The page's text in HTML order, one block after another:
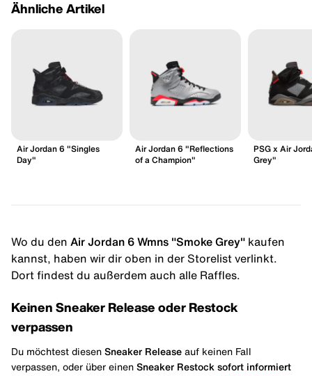
Ähnliche Artikel
Air Jordan 6 "Singles
Day"
Air Jordan 6 "Reflections
of a Champion"
PSG x Air
Grey"
Wo du den Air Jordan 6 Wmns "Smoke Grey" kaufen
kannst, haben wir dir oben in der Storelist verlinkt.
Dort findest du außerdem auch alle Raffles.
Keinen Sneaker Release oder Restock
verpassen
Du möchtest diesen Sneaker Release auf keinen Fall
verpassen, oder über einen Sneaker Restock sofort informiert